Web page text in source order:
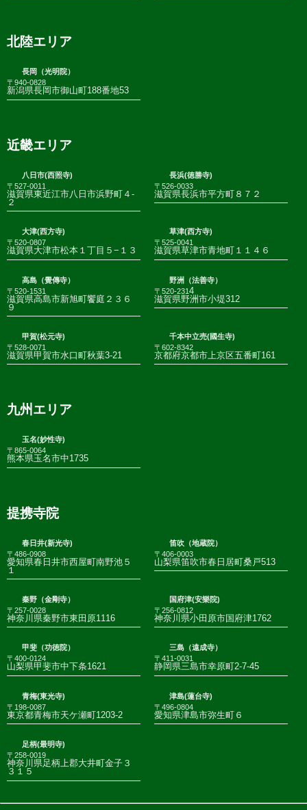
北陸エリア
長岡（光明院）
〒940-0828
新潟県長岡市御山町188番地53
近畿エリア
八日市(西照寺)
〒527-0011
滋賀県東近江市八日市浜野町４-
２
長浜(徳勝寺)
〒526-0033
滋賀県長浜市平方町８７２
大津(西方寺)
〒520-0807
滋賀県大津市松本１丁目５−１３
草津(西方寺)
〒525-0041
滋賀県草津市青地町１１４６
高島（覺傳寺）
〒520-1531
滋賀県高島市新旭町饗庭２３６
９
野洲（法善寺）
〒520-2314
滋賀県野洲市小堤312
甲賀(松元寺)
〒528-0071
滋賀県甲賀市水口町秋葉3-21
千本中立売(國生寺)
〒602-8342
京都府京都市上京区五番町161
九州エリア
玉名(妙性寺)
〒865-0064
熊本県玉名市中1735
提携寺院
春日井(新光寺)
〒486-0908
愛知県春日井市西屋町南野池５
１
笛吹（地蔵院）
〒406-0003
山梨県笛吹市春日居町桑戸513
秦野（金剛寺）
〒257-0028
神奈川県秦野市東田原1116
国府津(安樂院)
〒256-0812
神奈川県小田原市国府津1762
甲斐（功徳院）
〒400-0124
山梨県甲斐市中下条1621
三島（遠成寺）
〒411-0031
静岡県三島市幸原町2-7-45
青梅(東光寺)
〒198-0087
東京都青梅市天ケ瀬町1203-2
津島(蓮台寺)
〒496-0804
愛知県津島市弥生町６
足柄(最明寺)
〒258-0019
神奈川県足柄上郡大井町金子３
３１５